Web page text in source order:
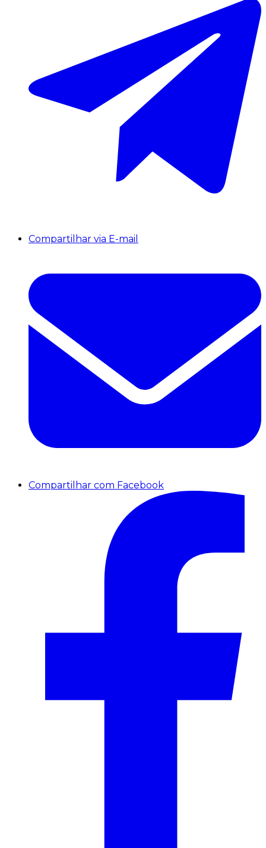
Compartilhar via E-mail
Compartilhar com Facebook